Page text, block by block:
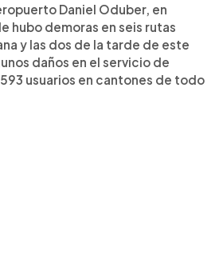
Daniel Oduber, en
hubo demoras en seis rutas
y las dos de la tarde de este
daños en el servicio de
usuarios en cantones de todo